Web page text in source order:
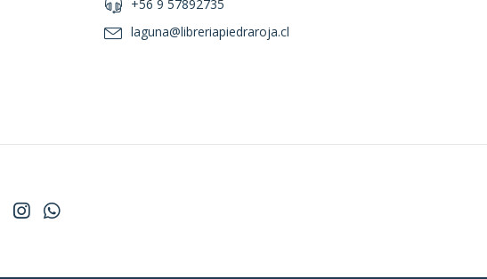
+56 9 57892735
laguna@libreriapiedraroja.cl